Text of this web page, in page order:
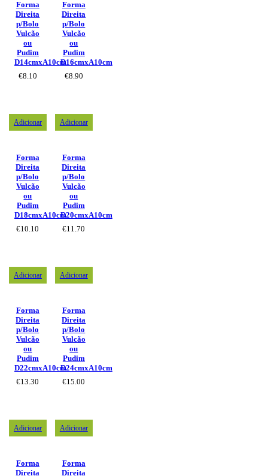
Forma
Direita
p/Bolo
Vulcão
ou
Pudim
D14cmxA10cm
€8.10
Forma
Direita
p/Bolo
Vulcão
ou
Pudim
D16cmxA10cm
€8.90
Adicionar
Forma
Direita
p/Bolo
Vulcão
ou
Pudim
D18cmxA10cm
€10.10
Adicionar
Forma
Direita
p/Bolo
Vulcão
ou
Pudim
D20cmxA10cm
€11.70
Adicionar
Forma
Direita
p/Bolo
Vulcão
ou
Pudim
D22cmxA10cm
€13.30
Adicionar
Forma
Direita
p/Bolo
Vulcão
ou
Pudim
D24cmxA10cm
€15.00
Adicionar
Forma
Direita
Adicionar
Forma
Direita